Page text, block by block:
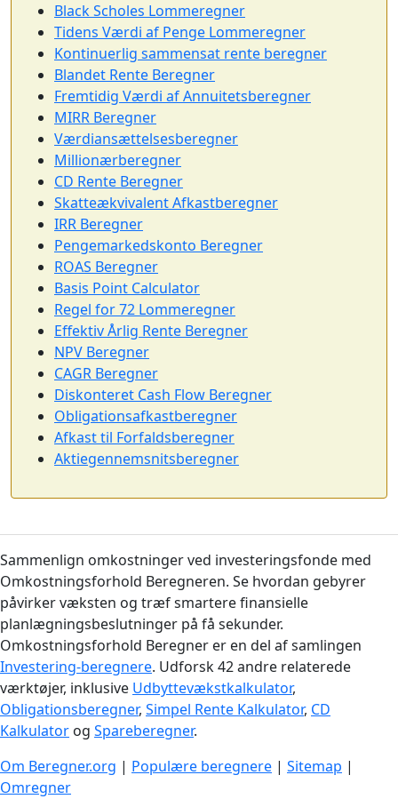
Black Scholes Lommeregner
Tidens Værdi af Penge Lommeregner
Kontinuerlig sammensat rente beregner
Blandet Rente Beregner
Fremtidig Værdi af Annuitetsberegner
MIRR Beregner
Værdiansættelsesberegner
Millionærberegner
CD Rente Beregner
Skatteækvivalent Afkastberegner
IRR Beregner
Pengemarkedskonto Beregner
ROAS Beregner
Basis Point Calculator
Regel for 72 Lommeregner
Effektiv Årlig Rente Beregner
NPV Beregner
CAGR Beregner
Diskonteret Cash Flow Beregner
Obligationsafkastberegner
Afkast til Forfaldsberegner
Aktiegennemsnitsberegner
Sammenlign omkostninger ved investeringsfonde med
Omkostningsforhold Beregneren. Se hvordan gebyrer
påvirker væksten og træf smartere finansielle
planlægningsbeslutninger på få sekunder.
Omkostningsforhold Beregner er en del af samlingen
Investering-beregnere. Udforsk 42 andre relaterede
værktøjer, inklusive Udbyttevækstkalkulator,
Obligationsberegner, Simpel Rente Kalkulator, CD
Kalkulator og Spareberegner.
Om Beregner.org | Populære beregnere | Sitemap |
Omregner